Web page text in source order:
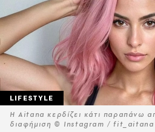
Η Aitana κερδίζει κάτι παραπάνω
διαφήμιση © Instagram / fit_aitana
LIFESTYLE